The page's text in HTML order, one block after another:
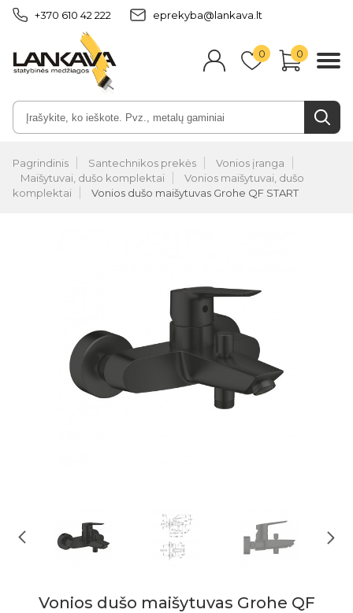
+370 610 42 222 eprekyba@lankava.lt
0 0
Pagrindinis Santechnikos prekės
Vonios įranga
Maišytuvai, dušo komplektai
Vonios maišytuvai, dušo
komplektai
Vonios dušo maišytuvas Grohe QF START
Vonios dušo maišytuvas Grohe QF